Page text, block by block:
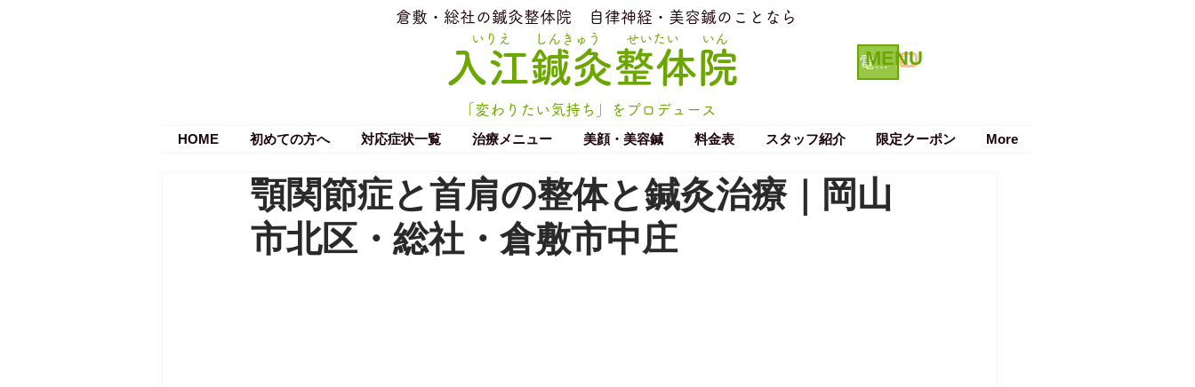
いりえ
​倉敷・総社の鍼灸整体院 ​自律神経・美容鍼のことなら
​入江鍼灸整体院
せいたい
しんきゅう いん
電話で予約する クーポン
MENU
「変わりたい気持ち」をプロデュース
HOME
初めての方へ 対応症状一覧 治療メニュー 美顔・美容鍼 料金表 スタッフ紹介 限定クーポン More
顎関節症と首肩の整体と鍼灸治療｜岡山
市北区・総社・倉敷市中庄